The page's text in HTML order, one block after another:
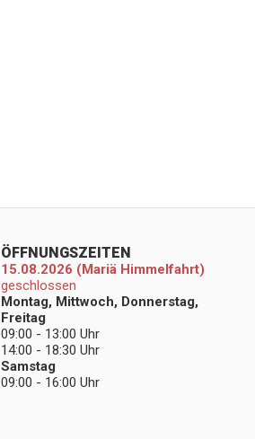
ÖFFNUNGSZEITEN
15.08.2026 (Mariä Himmelfahrt)
geschlossen
Montag, Mittwoch, Donnerstag,
Freitag
09:00 - 13:00 Uhr
14:00 - 18:30 Uhr
Samstag
09:00 - 16:00 Uhr